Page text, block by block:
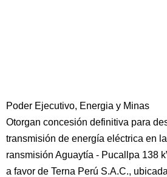
Poder Ejecutivo, Energia y Minas
Otorgan concesión definitiva para
transmisión de energía eléctrica en
ransmisión Aguaytía - Pucallpa 138
a favor de Terna Perú S.A.C.,